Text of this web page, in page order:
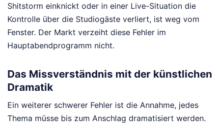
Shitstorm einknickt oder in einer Live-Situation die
Kontrolle über die Studiogäste verliert, ist weg vom
Fenster. Der Markt verzeiht diese Fehler im
Hauptabendprogramm nicht.
Das Missverständnis mit der künstlichen
Dramatik
Ein weiterer schwerer Fehler ist die Annahme, jedes
Thema müsse bis zum Anschlag dramatisiert werden.